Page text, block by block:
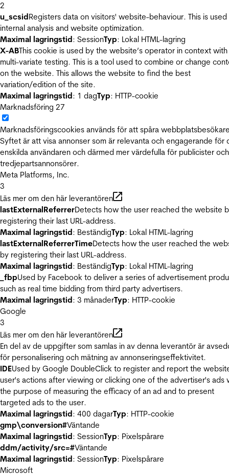
2
u_scsidRegisters data on visitors' website-behaviour. This is
internal analysis and website optimization.
Maximal lagringstid: SessionTyp: Lokal HTML-lagring
X-ABThis cookie is used by the website’s operator in context with
multi-variate testing. This is a tool used to combine or change
on the website. This allows the website to find the best
variation/edition of the site.
Maximal lagringstid: 1 dagTyp: HTTP-cookie
Marknadsföring 27
Marknadsföringscookies används för att spåra
Syftet är att visa annonser som är relevanta och engagerande för
enskilda användaren och därmed mer värdefulla för publicister och
tredjepartsannonsörer.
Meta Platforms, Inc.
3
Läs mer om den här leverantören
lastExternalReferrerDetects how the user reached the website
registering their last URL-address.
Maximal lagringstid: BeständigTyp: Lokal HTML-lagring
lastExternalReferrerTimeDetects how the user reached the
by registering their last URL-address.
Maximal lagringstid: BeständigTyp: Lokal HTML-lagring
_fbpUsed by Facebook to deliver a series of advertisement
such as real time bidding from third party advertisers.
Maximal lagringstid: 3 månaderTyp: HTTP-cookie
Google
3
Läs mer om den här leverantören
En del av de uppgifter som samlas in av denna leverantör är
för personalisering och mätning av annonseringseffektivitet.
IDEUsed by Google DoubleClick to register and report the
user's actions after viewing or clicking one of the advertiser's ads
the purpose of measuring the efficacy of an ad and to present
targeted ads to the user.
Maximal lagringstid: 400 dagarTyp: HTTP-cookie
gmp\conversion#Väntande
Maximal lagringstid: SessionTyp: Pixelspårare
ddm/activity/src=#Väntande
Maximal lagringstid: SessionTyp: Pixelspårare
Microsoft